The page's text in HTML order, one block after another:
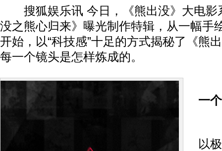
搜狐娱乐讯 今日，《熊出没》大电影
没之熊心归来》曝光制作特辑，从一幅手
开始，以“科技感”十足的方式揭秘了《熊
每一个镜头是怎样炼成的。
一
以